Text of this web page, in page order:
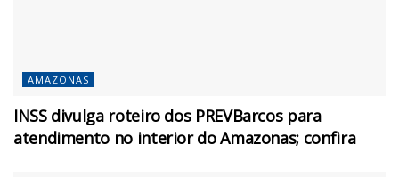
AMAZONAS
INSS divulga roteiro dos PREVBarcos para
atendimento no interior do Amazonas; confira